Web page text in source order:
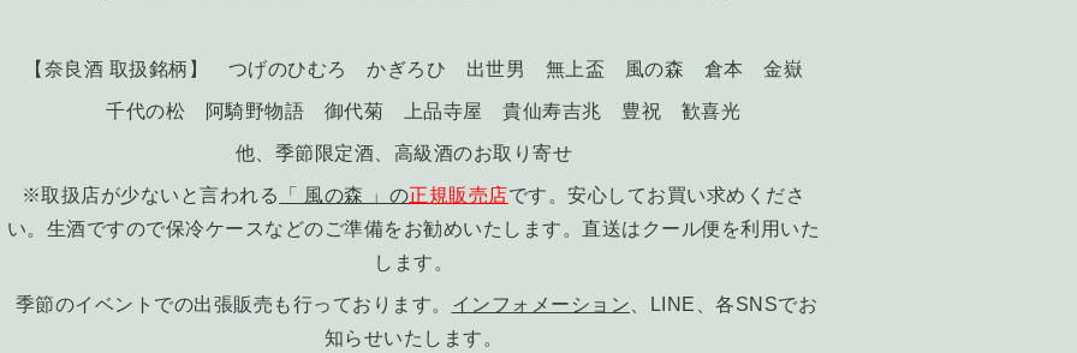
【奈良酒 取扱銘柄】 つげのひむろ かぎろひ 出世男 無上盃 風の森 倉本 金嶽
千代の松 阿騎野物語 御代菊 上品寺屋 貴仙寿吉兆 豊祝 歓喜光
他、季節限定酒、高級酒のお取り寄せ
※取扱店が少ないと言われる 「 風の森 」の正規販売店です。安心してお買い求めくださ
い。生酒ですので保冷ケースなどのご準備をお勧めいたします。直送はクール便を利用いた
します。
季節のイベントでの出張販売も行っております。 インフォメーション 、LINE、各SNSでお
知らせいたします。